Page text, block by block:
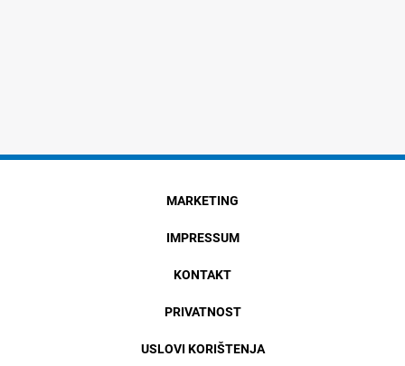
MARKETING
IMPRESSUM
KONTAKT
PRIVATNOST
USLOVI KORIŠTENJA